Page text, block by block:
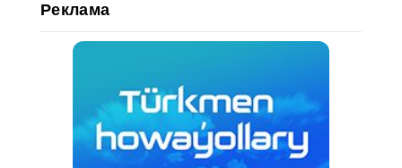
Реклама